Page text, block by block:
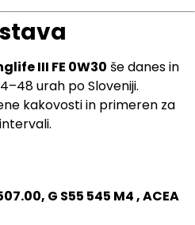
III FE 0W30 še danes in
urah po Sloveniji.
kakovosti in primeren za
G S55 545 M4 , ACEA